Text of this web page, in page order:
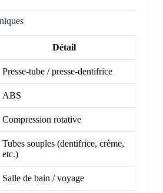
Détail
Presse-tube / presse-dentifrice
ABS
Compression rotative
Tubes souples (dentifrice, crème,
etc.)
Salle de bain / voyage